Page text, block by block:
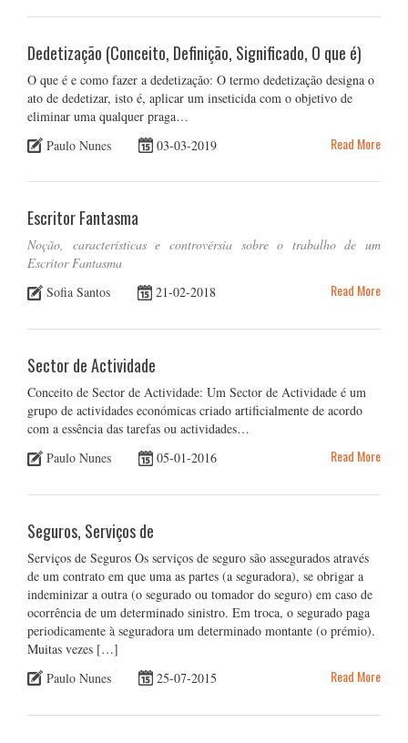
Dedetização (Conceito, Definição, Significado, O que é)
O que é e como fazer a dedetização: O termo dedetização designa o
ato de dedetizar, isto é, aplicar um inseticida com o objetivo de
eliminar uma qualquer praga…
Paulo Nunes
03-03-2019 Read More
Escritor Fantasma
Noção, características e controvérsia sobre o trabalho de um
Escritor Fantasma
Sofia Santos
21-02-2018 Read More
Sector de Actividade
Conceito de Sector de Actividade: Um Sector de Actividade é um
grupo de actividades económicas criado artificialmente de acordo
com a essência das tarefas ou actividades…
Paulo Nunes
05-01-2016 Read More
Seguros, Serviços de
Serviços de Seguros Os serviços de seguro são assegurados através
de um contrato em que uma as partes (a seguradora), se obrigar a
indeminizar a outra (o segurado ou tomador do seguro) em caso de
ocorrência de um determinado sinistro. Em troca, o segurado paga
periodicamente à seguradora um determinado montante (o prémio).
Muitas vezes […]
Paulo Nunes
25-07-2015 Read More